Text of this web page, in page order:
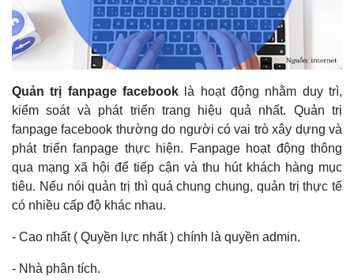
Quản trị fanpage facebook là hoạt động nhằm duy trì,
kiểm soát và phát triển trang hiệu quả nhất. Quản trị
fanpage facebook thường do người có vai trò xây dựng và
phát triển fanpage thực hiện. Fanpage hoạt động thông
qua mạng xã hội để tiếp cận và thu hút khách hàng mục
tiêu. Nếu nói quản trị thì quá chung chung, quản trị thực tế
có nhiều cấp độ khác nhau.
- Cao nhất ( Quyền lực nhất ) chính là quyền admin.
- Nhà phân tích.